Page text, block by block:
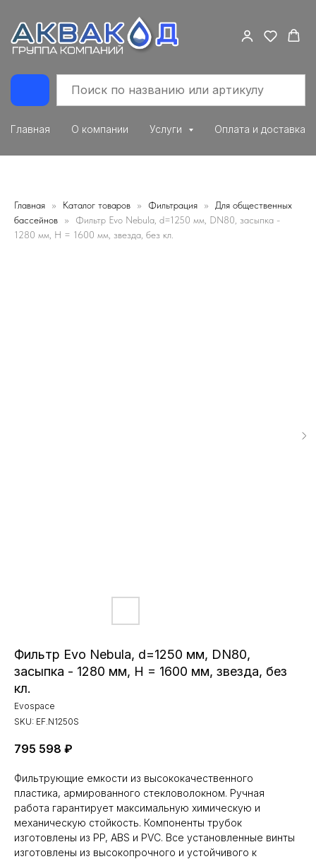
Главная О компании Услуги Оплата и доставка
Главная Каталог товаров Фильтрация
Для общественных
бассейнов
Фильтр Evo Nebula, d=1250 мм, DN80, засыпка -
1280 мм, H = 1600 мм, звезда, без кл.
Фильтр Evo Nebula, d=1250 мм, DN80,
засыпка - 1280 мм, H = 1600 мм, звезда, без
кл.
Evospace
SKU: EF.N1250S
795 598 ₽
Фильтрующие емкости из высококачественного
пластика, армированного стекловолокном. Ручная
работа гарантирует максимальную химическую и
механическую стойкость. Компоненты трубок
изготовлены из PP, ABS и PVC. Все установленные винты
изготовлены из высокопрочного и устойчивого к